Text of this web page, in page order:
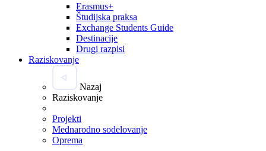
Erasmus+
Študijska praksa
Exchange Students Guide
Destinacije
Drugi razpisi
Raziskovanje
Nazaj
Raziskovanje
Projekti
Mednarodno sodelovanje
Oprema